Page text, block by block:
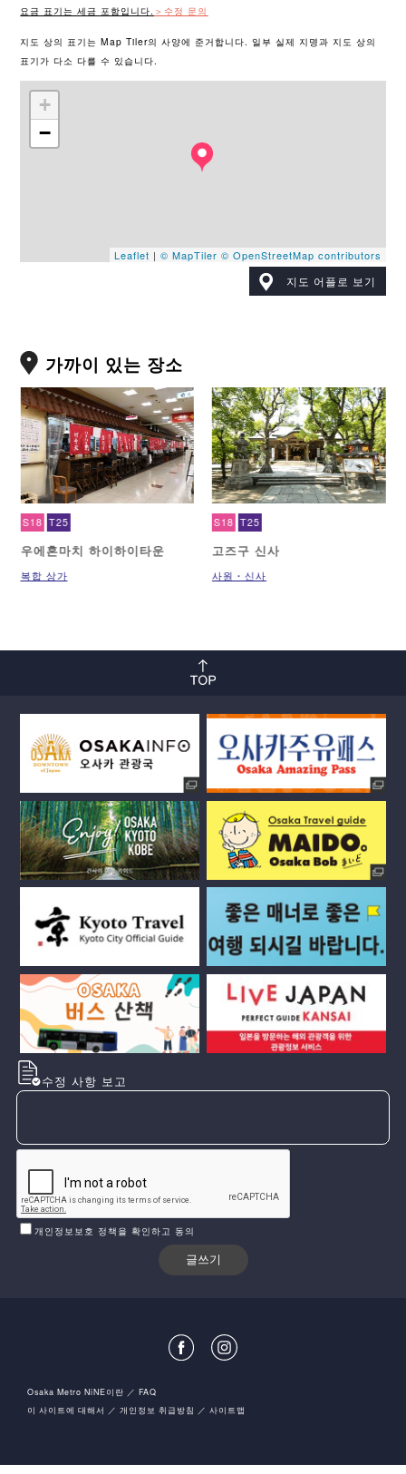
요금 표기는 세금 포함입니다. ＞수정 문의
지도 상의 표기는 Map Tiler의 사양에 준거합니다. 일부 실제 지명과 지도 상의
표기가 다소 다를 수 있습니다.
+
−
Leaflet | © MapTiler © OpenStreetMap contributors
지도 어플로 보기
가까이 있는 장소
S18 T25
우에혼마치 하이하이타운
복합 상가
S18 T25
고즈구 신사
사원・신사
수정 사항 보고
개인정보보호 정책을 확인하고 동의
Osaka Metro NiNE이란
FAQ
이 사이트에 대해서
개인정보 취급방침 사이트맵